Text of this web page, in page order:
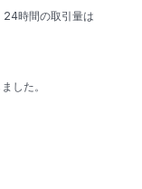
時間の取引量は
した。